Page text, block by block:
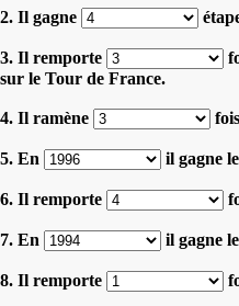
2. Il gagne
3. Il remporte
sur le Tour de France.
4. Il ramène
5. En il gagne
6. Il remporte
7. En il gagne
8. Il remporte